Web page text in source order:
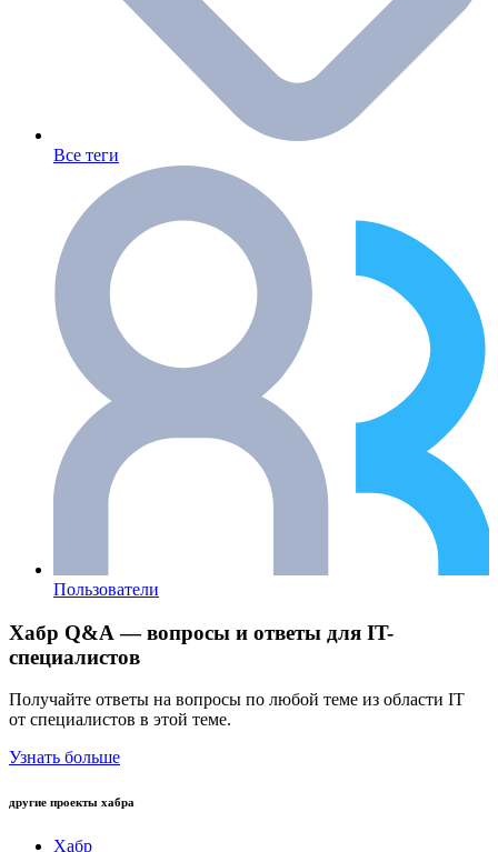
Все теги
Пользователи
Хабр Q&A — вопросы и ответы для IT-
специалистов
Получайте ответы на вопросы по любой теме из области IT
от специалистов в этой теме.
Узнать больше
другие проекты хабра
Хабр